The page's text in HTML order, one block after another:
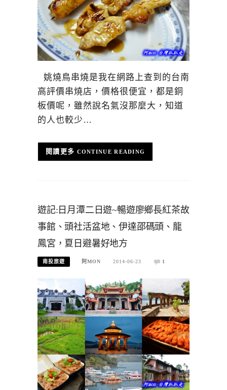
姚燒鳥串燒是我在網路上查到的台南
高評價串燒店，價格很便宜，都是銅
板價呢，雖然說名氣沒那麼大，知道
的人也較少…
CONTINUE READING
遊記:日月潭二日遊~暢遊廖鄉長紅茶故
事館、頭社活盆地、伊達邵碼頭、龍
鳳宮，夏日避暑好地方
南投旅遊 阿MON 2014-06-23 1